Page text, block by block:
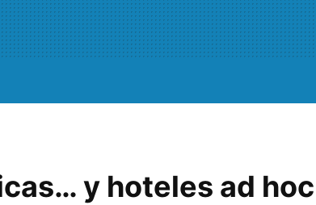
y hoteles ad hoc